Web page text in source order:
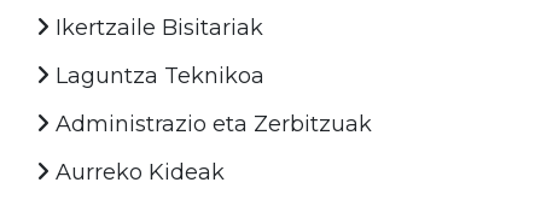
Ikertzaile Bisitariak
Laguntza Teknikoa
Administrazio eta Zerbitzuak
Aurreko Kideak